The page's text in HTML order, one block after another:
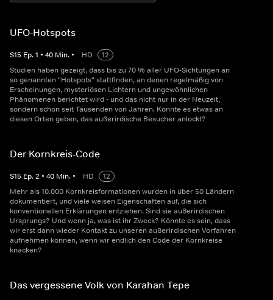
UFO-Hotspots
S15 Ep.1 • 40 Min. • HD
12
Studien haben gezeigt, dass bis zu 70 % aller UFO-Sichtungen an
so genannten "Hotspots" stattfinden, an denen regelmäßig von
Erscheinungen, mysteriösen Lichtern und ungewöhnlichen
Phänomenen berichtet wird - und das nicht nur in der Neuzeit,
sondern schon seit Tausenden von Jahren. Könnte es etwas an
diesen Orten geben, das außerirdische Besucher anlockt?
Der Kornkreis-Code
S15 Ep.2 • 40 Min. • HD
12
Mehr als 10.000 Kornkreisformationen wurden in über 50 Ländern
dokumentiert, und viele weisen Eigenschaften auf, die sich
konventionellen Erklärungen entziehen. Sind sie außerirdischen
Ursprungs? Und wenn ja, was ist ihr Zweck? Könnte es sein, dass
wir erst dann wieder Kontakt zu unseren außerirdischen Vorfahren
aufnehmen können, wenn wir endlich den Code der Kornkreise
knacken?
Das vergessene Volk von Karahan Tepe